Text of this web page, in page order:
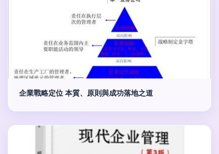
企業戰略定位 本質、原則與成功落地之道